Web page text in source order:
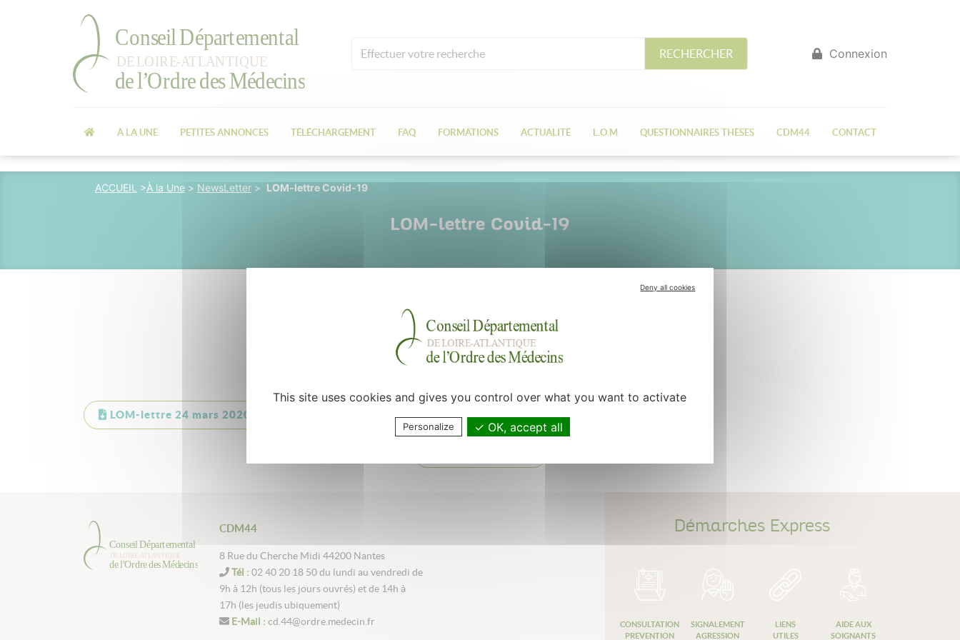
RECHERCHER Connexion
À LA UNE PETITES ANNONCES TÉLÉCHARGEMENT FAQ FORMATIONS ACTUALITÉ L.O.M QUESTIONNAIRES THÈSES CDM44 CONTACT
ACCUEIL >À la Une > NewsLetter > LOM-lettre Covid-19
LOM-lettre Covid-19
24 mars 2020
LOM-lettre 24 mars 2020
CDM44
8 Rue du Cherche Midi 44200 Nantes
Tél : 02 40 20 18 50 du lundi au vendredi de
9h à 12h (tous les jours ouvrés) et de 14h à
17h (les jeudis ubiquement)
E-Mail : cd.44@ordre.medecin.fr
Démarches Express
CONSULTATION
PREVENTION
SIGNALEMENT
AGRESSION
LIENS
UTILES
AIDE AUX
SOIGNANTS
Deny all cookies
This site uses cookies and gives you control over what you want to activate
Personalize OK, accept all